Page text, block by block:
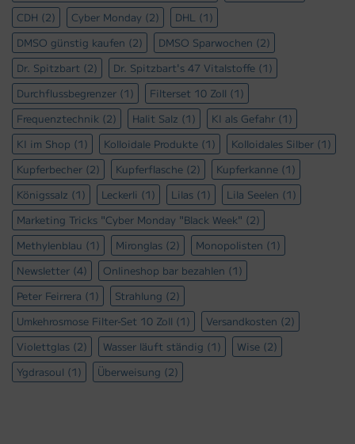
CDH (2) Cyber Monday (2) DHL (1)
DMSO günstig kaufen (2) DMSO Sparwochen (2)
Dr. Spitzbart (2) Dr. Spitzbart's 47 Vitalstoffe (1)
Durchflussbegrenzer (1) Filterset 10 Zoll (1)
Frequenztechnik (2) Halit Salz (1) KI als Gefahr (1)
KI im Shop (1) Kolloidale Produkte (1) Kolloidales Silber (1)
Kupferbecher (2) Kupferflasche (2) Kupferkanne (1)
Königssalz (1) Leckerli (1) Lilas (1) Lila Seelen (1)
Marketing Tricks "Cyber Monday "Black Week" (2)
Methylenblau (1) Mironglas (2) Monopolisten (1)
Newsletter (4) Onlineshop bar bezahlen (1)
Peter Feirrera (1) Strahlung (2)
Umkehrosmose Filter-Set 10 Zoll (1) Versandkosten (2)
Violettglas (2) Wasser läuft ständig (1) Wise (2)
Ygdrasoul (1) Überweisung (2)